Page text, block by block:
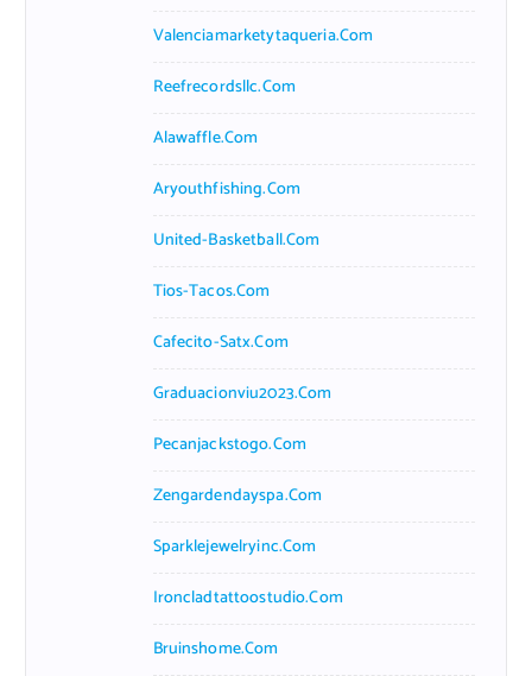
Valenciamarketytaqueria.com
Reefrecordsllc.com
Alawaffle.com
Aryouthfishing.com
United-Basketball.com
Tios-Tacos.com
Cafecito-Satx.com
Graduacionviu2023.com
Pecanjackstogo.com
Zengardendayspa.com
Sparklejewelryinc.com
Ironcladtattoostudio.com
Bruinshome.com